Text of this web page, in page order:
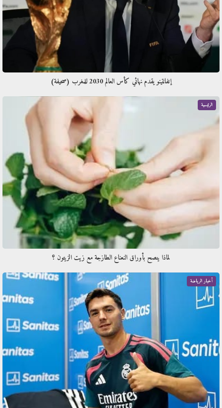
إنفانتينو يقدم نهائي كأس العالم 2030 للمغرب (صحيفة)
الرئيسية
لماذا ينصح بأوراق النعناع الطازجة مع زيت الزيتون ؟
أخبار الرياضة